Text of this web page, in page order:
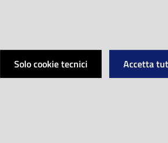
Sul palco il
Trio
Solo cookie tecnici Accetta